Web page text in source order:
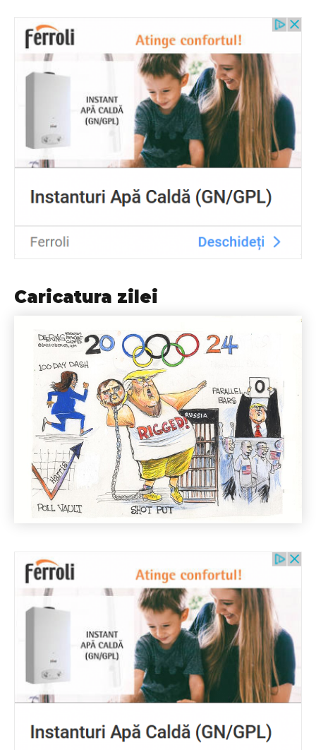
Caricatura zilei